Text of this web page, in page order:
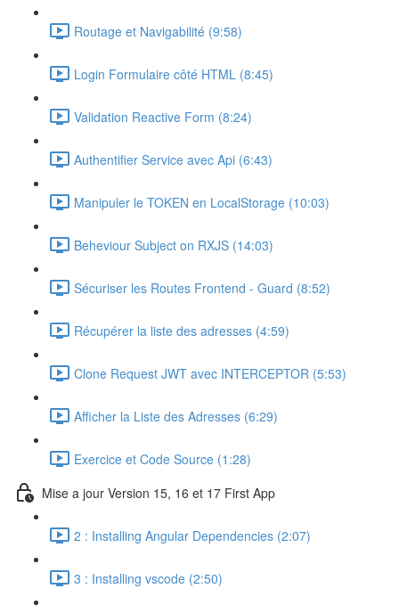
Routage et Navigabilité (9:58)
Login Formulaire côté HTML (8:45)
Validation Reactive Form (8:24)
Authentifier Service avec Api (6:43)
Manipuler le TOKEN en LocalStorage (10:03)
Beheviour Subject on RXJS (14:03)
Sécuriser les Routes Frontend - Guard (8:52)
Récupérer la liste des adresses (4:59)
Clone Request JWT avec INTERCEPTOR (5:53)
Afficher la Liste des Adresses (6:29)
Exercice et Code Source (1:28)
Mise a jour Version 15, 16 et 17 First App
2 : Installing Angular Dependencies (2:07)
3 : Installing vscode (2:50)